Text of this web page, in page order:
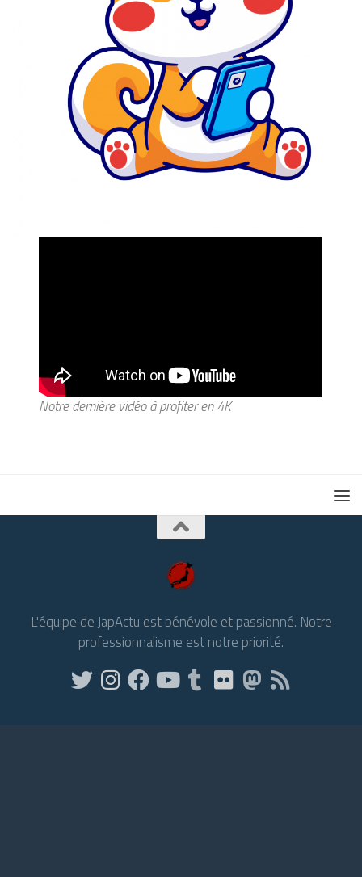
Notre dernière vidéo à profiter en 4K
L'équipe de JapActu est bénévole et passionné. Notre
professionnalisme est notre priorité.